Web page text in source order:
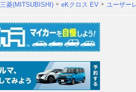
三菱(MITSUBISHI) eKクロス EV ユーザー